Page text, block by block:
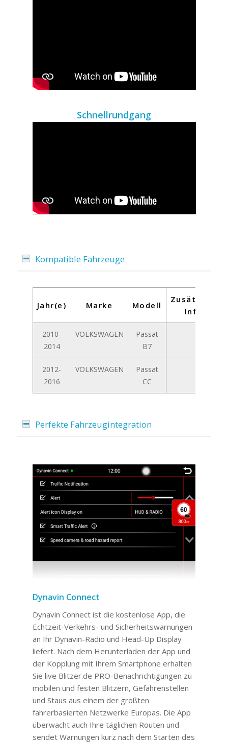
Schnellrundgang
Kompatible Fahrzeuge
Jahr(e) Marke Modell
Zusätzliche
Infos
2010-
2014
VOLKSWAGEN
Passat
B7
2012-
2016
VOLKSWAGEN
Passat
CC
Perfekte Fahrzeugintegration
Dynavin Connect
Dynavin Connect ist die kostenlose App, die
Echtzeit-Verkehrs- und Sicherheitswarnungen
an Ihr Dynavin-Radio und Head-Up Display
liefert. Nach dem Herunterladen der App und
der Kopplung mit Ihrem Smartphone erhalten
Sie live Blitzer.de PRO-Benachrichtigungen zu
mobilen und festen Blitzern, Gefahrenstellen
und Staus aus einem der größten
fahrerbasierten Netzwerke Europas. Die App
überwacht auch Ihre täglichen Routen und
sendet Warnungen kurz nach dem Starten des